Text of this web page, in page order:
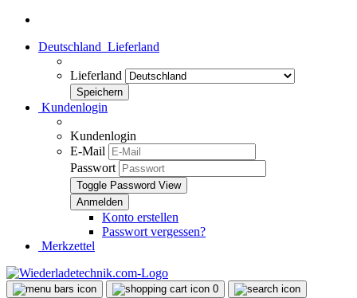
Deutschland Lieferland
Lieferland
Kundenlogin
Kundenlogin
E-Mail
Passwort
Toggle Password View
Konto erstellen
Passwort vergessen?
Merkzettel
0